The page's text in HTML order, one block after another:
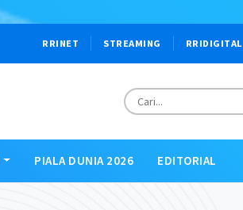
RRINET STREAMING RRIDIGITAL
PIALA DUNIA 2026 EDITORIAL